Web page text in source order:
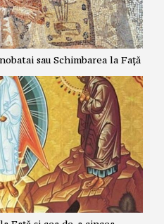
sau Schimbarea la Față